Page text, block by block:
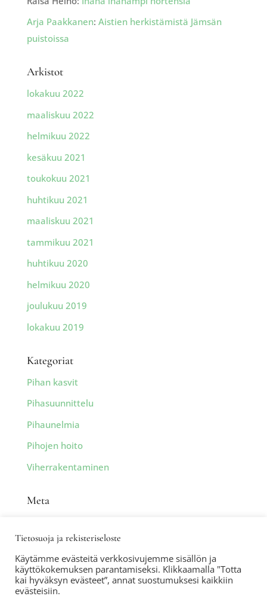
Arja Paakkanen: Aistien herkistämistä Jämsän
puistoissa
Arkistot
lokakuu 2022
maaliskuu 2022
helmikuu 2022
kesäkuu 2021
toukokuu 2021
huhtikuu 2021
maaliskuu 2021
tammikuu 2021
huhtikuu 2020
helmikuu 2020
joulukuu 2019
lokakuu 2019
Kategoriat
Pihan kasvit
Pihasuunnittelu
Pihaunelmia
Pihojen hoito
Viherrakentaminen
Meta
Sisältösyöte
Kommenttisyöte
WordPress.org
Tietosuoja ja rekisteriseloste
Käytämme evästeitä verkkosivujemme sisällön ja
käyttökokemuksen parantamiseksi. Klikkaamalla "Totta
kai hyväksyn evästeet”, annat suostumuksesi kaikkiin
evästeisiin.